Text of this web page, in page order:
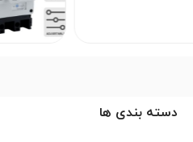
دسته بندی ها